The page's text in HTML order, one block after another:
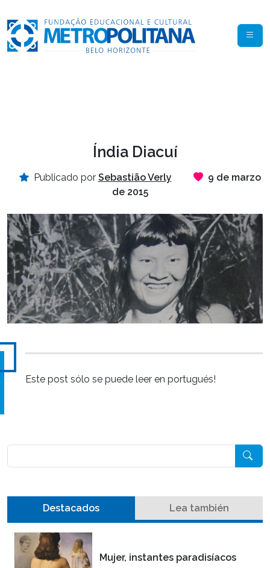
Índia Diacuí
Publicado por Sebastião Verly
9 de marzo
de 2015
Este post sólo se puede leer en portugués!
Destacados Lea también
Mujer, instantes paradisíacos